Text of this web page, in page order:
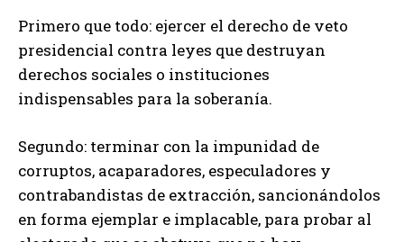
Primero que todo: ejercer el derecho de veto
presidencial contra leyes que destruyan
derechos sociales o instituciones
indispensables para la soberanía.
Segundo: terminar con la impunidad de
corruptos, acaparadores, especuladores y
contrabandistas de extracción, sancionándolos
en forma ejemplar e implacable, para probar al